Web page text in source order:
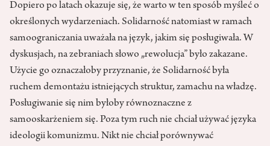
Dopiero po latach okazuje się, że warto w ten sposób myśleć o
określonych wydarzeniach. Solidarność natomiast w ramach
samoograniczania uważała na język, jakim się posługiwała. W
dyskusjach, na zebraniach słowo „rewolucja” było zakazane.
Użycie go oznaczałoby przyznanie, że Solidarność była
ruchem demontażu istniejących struktur, zamachu na władzę.
Posługiwanie się nim byłoby równoznaczne z
samooskarżeniem się. Poza tym ruch nie chciał używać języka
ideologii komunizmu. Nikt nie chciał porównywać